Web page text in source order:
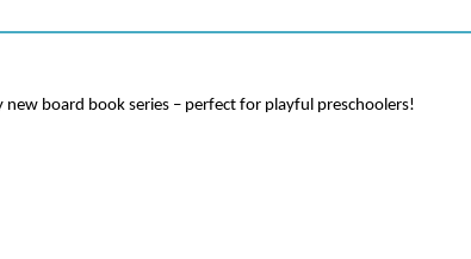
new board book series – perfect for playful preschoolers!